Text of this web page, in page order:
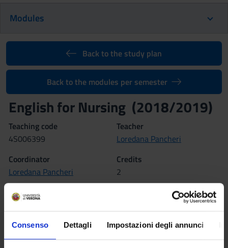
Consenso Dettagli Impostazioni degli annunci
Modules
Back to the study plan
Back to the modules per semester
English for Nursing (2018/2019)
Teaching code
4S006399
Teacher
Loredana Pancheri
Coordinator
Loredana Pancheri
Credits
2
Language
Italian
Scientific Disciplinary Sector (SSD)
L-LIN/12 - LANGUAGE AND TRANSLATION - ENGLISH